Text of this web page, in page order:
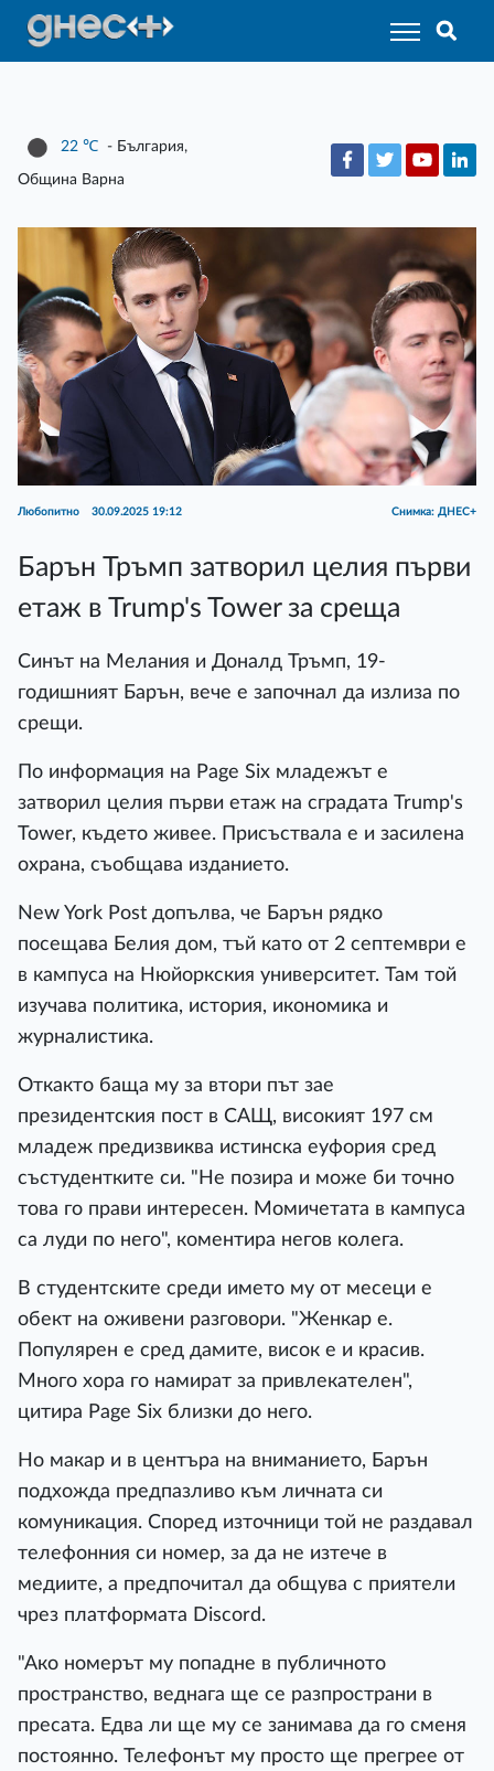
22 ℃ - България,
Община Варна
Любопитно 30.09.2025 19:12 Снимка: ДНЕС+
Барън Тръмп затворил целия първи
етаж в Trump's Tower за среща
Синът на Мелания и Доналд Тръмп, 19-
годишният Барън, вече е започнал да излиза по
срещи.
По информация на Page Six младежът е
затворил целия първи етаж на сградата Trump's
Tower, където живее. Присъствала е и засилена
охрана, съобщава изданието.
New York Post допълва, че Барън рядко
посещава Белия дом, тъй като от 2 септември е
в кампуса на Нюйоркския университет. Там той
изучава политика, история, икономика и
журналистика.
Откакто баща му за втори път зае
президентския пост в САЩ, високият 197 см
младеж предизвиква истинска еуфория сред
състудентките си. "Не позира и може би точно
това го прави интересен. Момичетата в кампуса
са луди по него", коментира негов колега.
В студентските среди името му от месеци е
обект на оживени разговори. "Женкар е.
Популярен е сред дамите, висок е и красив.
Много хора го намират за привлекателен",
цитира Page Six близки до него.
Но макар и в центъра на вниманието, Барън
подхожда предпазливо към личната си
комуникация. Според източници той не раздавал
телефонния си номер, за да не изтече в
медиите, а предпочитал да общува с приятели
чрез платформата Discord.
"Ако номерът му попадне в публичното
пространство, веднага ще се разпространи в
пресата. Едва ли ще му се занимава да го сменя
постоянно. Телефонът му просто ще прегрее от